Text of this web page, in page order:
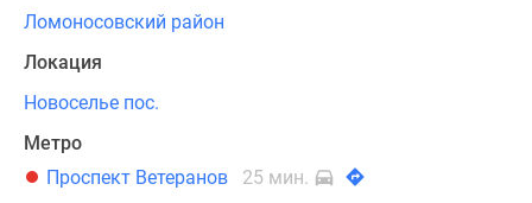
49
Возможна
отделка
застройщика
Ломоносовский район
Локация
Новоселье пос.
Метро
Проспект Ветеранов
25 мин.